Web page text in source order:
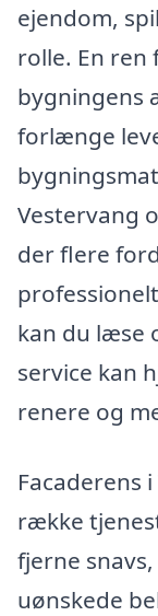
ejendom,
rolle. En ren
bygningens
forlænge
Vestervang
der flere
kan du læse
service kan
renere og
Facaderens
række
fjerne
uønskede